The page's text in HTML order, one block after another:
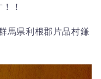
！
馬県利根郡片品村鎌